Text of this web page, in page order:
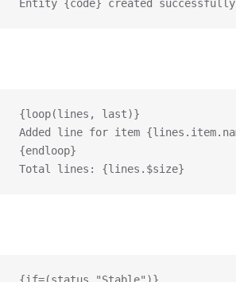
Entity {code} created successfully
{loop(lines, last)}
Added line for item
{endloop}
Total lines: {lines.$size}